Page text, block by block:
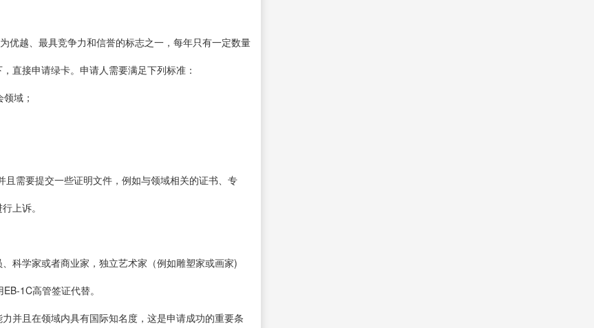
优越、最具竞争力和信誉的标志之一，每年只有一定数量
直接申请绿卡。申请人需要满足下列标准：
域；
需要提交一些证明文件，例如与领域相关的证书、专
上诉。
科学家或者商业家，独立艺术家（例如雕塑家或画家)
1C高管签证代替。
并且在领域内具有国际知名度，这是申请成功的重要条